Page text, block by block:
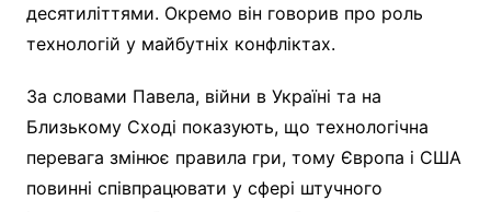
десятиліттями. Окремо він говорив про роль
технологій у майбутніх конфліктах.
За словами Павела, війни в Україні та на
Близькому Сході показують, що технологічна
перевага змінює правила гри, тому Європа і США
повинні співпрацювати у сфері штучного